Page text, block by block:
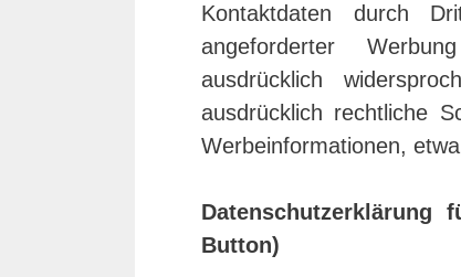
Kontaktdaten durch
angeforderter
ausdrücklich
ausdrücklich rechtliche
Werbeinformationen,
Datenschutzerklärung
Button)